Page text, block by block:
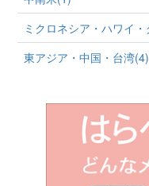
ミクロネシア・ハワイ
東アジア・中国・台湾(4)